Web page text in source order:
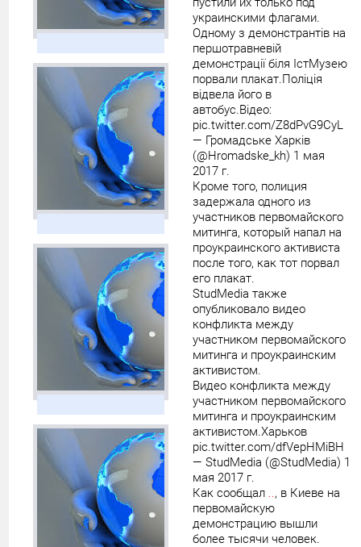
украинскими флагами.
Одному з демонстрантів на
першотравневій
демонстрації біля ІстМузею
порвали плакат.Поліція
відвела його в
автобус.Відео:
pic.twitter.com/Z8dPvG9CyL
— Громадське Харків
(@Hromadske_kh) 1 мая
2017 г.
Кроме того, полиция
задержала одного из
участников первомайского
митинга, который напал на
проукраинского активиста
после того, как тот порвал
его плакат.
StudMedia также
опубликовало видео
конфликта между
участником первомайского
митинга и проукраинским
активистом.
Видео конфликта между
участником первомайского
митинга и проукраинским
активистом.Харьков
pic.twitter.com/dfVepHMiBH
— StudMedia (@StudMedia) 1
мая 2017 г.
Как сообщал .., в Киеве на
первомайскую
демонстрацию вышли
более тысячи человек.